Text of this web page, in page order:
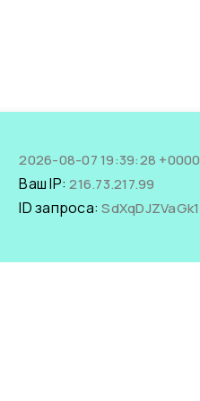
2026-08-07 19:39:28 +0000
Ваш IP:216.73.217.99
ID запроса:SdXqDJZVaGk1